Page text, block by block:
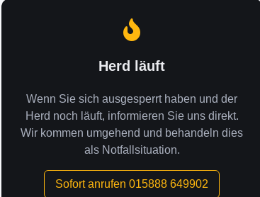
Herd läuft
Wenn Sie sich ausgesperrt haben und der
Herd noch läuft, informieren Sie uns direkt.
Wir kommen umgehend und behandeln dies
als Notfallsituation.
Sofort anrufen 015888 649902